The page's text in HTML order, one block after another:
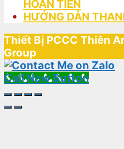
HOÀN TIỀN
HƯỚNG DẪN
Thiết Bị PCCC Thiên
Group
Call Now Button